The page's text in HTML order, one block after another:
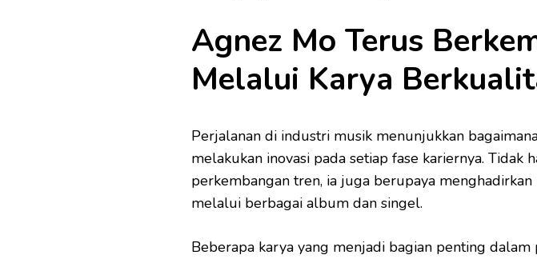
Agnez Mo Terus
Melalui Karya
Perjalanan di industri musik menunjukkan
melakukan inovasi pada setiap fase kariernya. Tidak
perkembangan tren, ia juga berupaya
melalui berbagai album dan singel.
Beberapa karya yang menjadi bagian penting dalam